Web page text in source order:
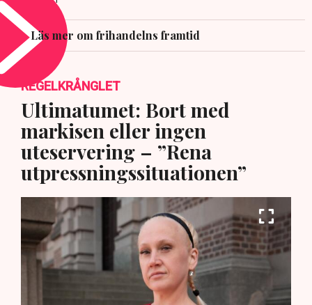
Läs mer om frihandelns framtid
REGELKRÅNGLET
Ultimatumet: Bort med
markisen eller ingen
uteservering – ”Rena
utpressningssituationen”